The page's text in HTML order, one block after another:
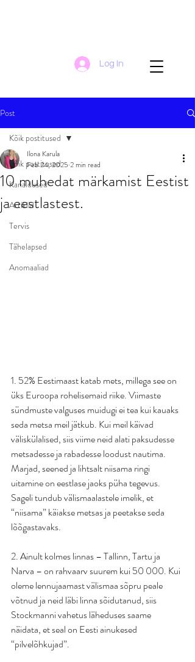
Log In
Post
Kõik postitused
Kanaldused
Artiklid
Tervis
Tähelapsed
Anomaaliad
Kõik postitused
10 muhedat märkamist Eestist
ja eestlastest.
Ilona Karula
Feb 24, 2025 2 min read
1. 52% Eestimaast katab mets, millega see on
üks Euroopa rohelisemaid riike. Viimaste
sündmuste valguses muidugi ei tea kui kauaks
seda metsa meil jätkub. Kui meil käivad
väliskülalised, siis viime neid alati paksudesse
metsadesse ja rabadesse loodust nautima.
Marjad, seened ja lihtsalt niisama ringi
uitamine on eestlase jaoks püha tegevus.
Sageli tundub välismaalastele imelik, et
“niisama” käiakse metsas ja peetakse seda
lõõgastavaks.
2. Ainult kolmes linnas – Tallinn, Tartu ja
Narva – on rahvaarv suurem kui 50 000. Kui
oleme lennujaamast välismaa sõpru peale
võtnud ja neid läbi linna sõidutanud, siis
Stockmanni vahetus läheduses saame
näidata, et seal on Eesti ainukesed
“pilvelõhkujad”.